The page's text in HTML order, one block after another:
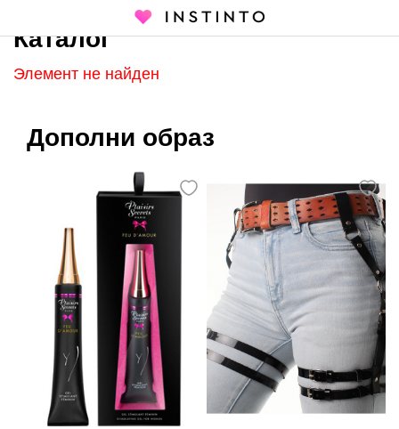
Каталог
Каталог
Элемент не найден
Дополни образ